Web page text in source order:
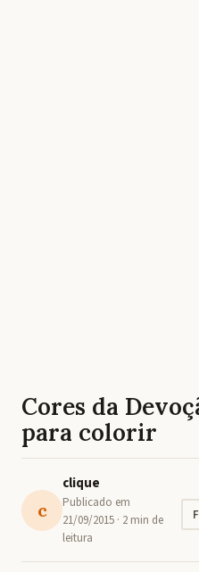
Cores da
para colorir
c
clique
Publicado em
21/09/2015 · 2 min de
leitura